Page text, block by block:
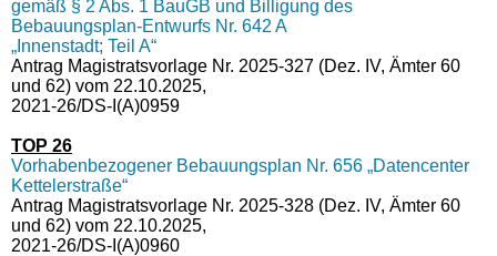
gemäß § 2 Abs. 1 BauGB und Billigung des
Bebauungsplan-Entwurfs Nr. 642 A
„Innenstadt; Teil A“
Antrag Magistratsvorlage Nr. 2025-327 (Dez. IV, Ämter 60
und 62) vom 22.10.2025,
2021-26/DS-I(A)0959
TOP 26
Vorhabenbezogener Bebauungsplan Nr. 656 „Datencenter
Kettelerstraße“
Antrag Magistratsvorlage Nr. 2025-328 (Dez. IV, Ämter 60
und 62) vom 22.10.2025,
2021-26/DS-I(A)0960